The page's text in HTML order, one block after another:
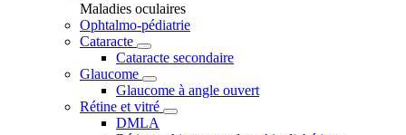
Maladies oculaires
Ophtalmo-pédiatrie
Cataracte
Cataracte secondaire
Glaucome
Glaucome à angle ouvert
Rétine et vitré
DMLA